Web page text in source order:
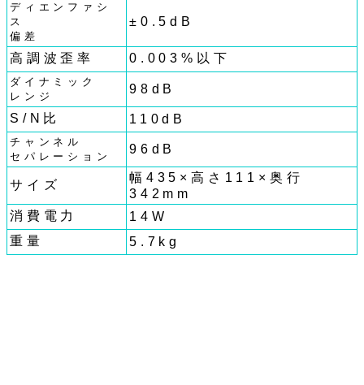
ディエンファシ
ス
偏差
±0.5dB
高調波歪率 0.003%以下
ダイナミック
レンジ
98dB
S/N比 110dB
チャンネル
セパレーション
96dB
サイズ
幅435×高さ111×奥行
342mm
消費電力
14W
重量
5.7kg